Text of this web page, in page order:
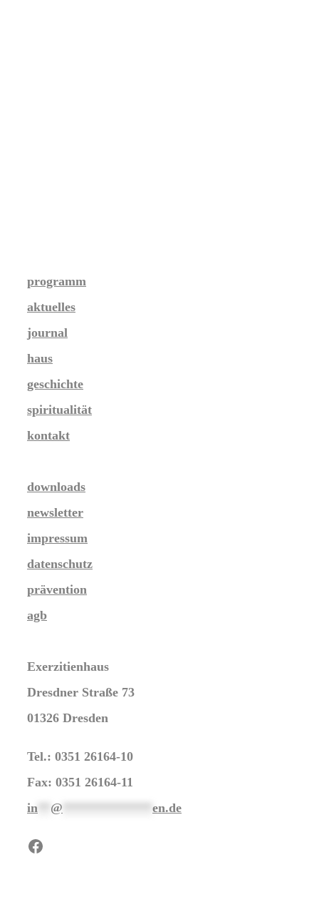
programm
aktuelles
journal
haus
geschichte
spiritualität
kontakt
downloads
newsletter
impressum
datenschutz
prävention
agb
Exerzitienhaus
Dresdner Straße 73
01326 Dresden
Tel.: 0351 26164-10
Fax: 0351 26164-11
in
@ en.de
Facebook